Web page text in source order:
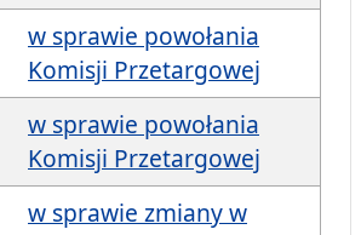
w sprawie powołania
Komisji Przetargowej
w sprawie powołania
Komisji Przetargowej
w sprawie zmiany w